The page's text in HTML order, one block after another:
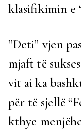
klasifikimin e
”Deti” vjen
mjaft të
vit ai ka
për të sjellë
kthye